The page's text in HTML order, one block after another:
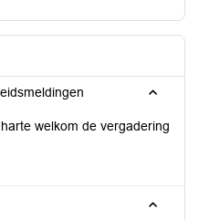
welkom de vergadering